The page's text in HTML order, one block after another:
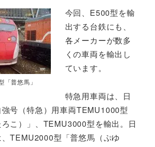
「普悠馬」
今回、E500型を輸
出する台鉄にも、
各メーカーが数多
くの車両を輸出し
ています。
特急用車両は、日
号（特急）用車両TEMU1000型
ろこ）」、TEMU3000型を輸出。日
TEMU2000型「普悠馬（ぷゆ